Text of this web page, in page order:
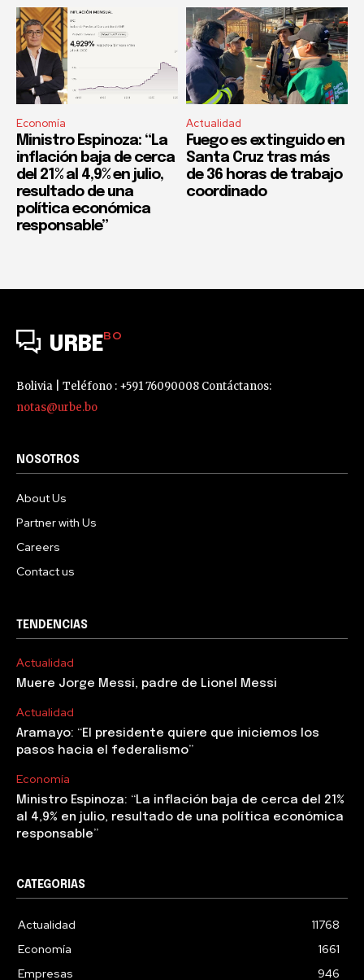
Economía
Ministro Espinoza: “La
inflación baja de cerca
del 21% al 4,9% en julio,
resultado de una
política económica
responsable”
Actualidad
Fuego es extinguido en
Santa Cruz tras más
de 36 horas de trabajo
coordinado
URBEBO
Bolivia | Teléfono : +591 76090008 Contáctanos:
notas@urbe.bo
NOSOTROS
About Us
Partner with Us
Careers
Contact us
TENDENCIAS
Actualidad
Muere Jorge Messi, padre de Lionel Messi
Actualidad
Aramayo: “El presidente quiere que iniciemos los
pasos hacia el federalismo”
Economía
Ministro Espinoza: “La inflación baja de cerca del 21%
al 4,9% en julio, resultado de una política económica
responsable”
CATEGORIAS
Actualidad
11768
Economía
1661
Empresas
946